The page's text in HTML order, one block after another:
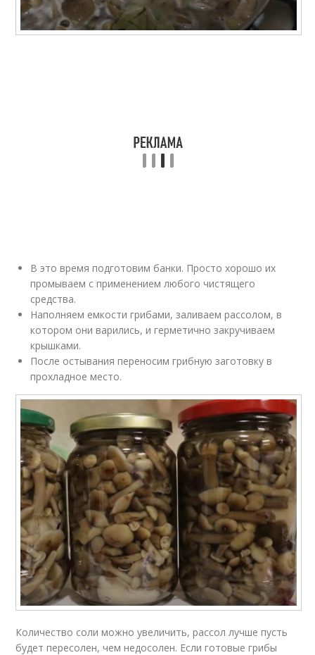
В это время подготовим банки. Просто хорошо их
промываем с применением любого чистящего
средства.
Наполняем емкости грибами, заливаем рассолом, в
котором они варились, и герметично закручиваем
крышками.
После остывания переносим грибную заготовку в
прохладное место.
Количество соли можно увеличить, рассол лучше пусть
будет пересолен, чем недосолен. Если готовые грибы